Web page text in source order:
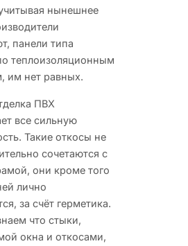
нынешнее
панели типа
теплоизоляционным
им нет равных.
ПВХ
все сильную
Такие откосы не
сочетаются с
они кроме того
лично
за счёт герметика.
что стыки,
окна и откосами,